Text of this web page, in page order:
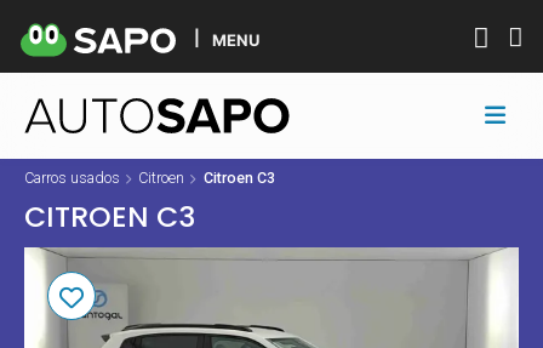
MENU
Carros usados Citroen Citroen C3
CITROEN C3